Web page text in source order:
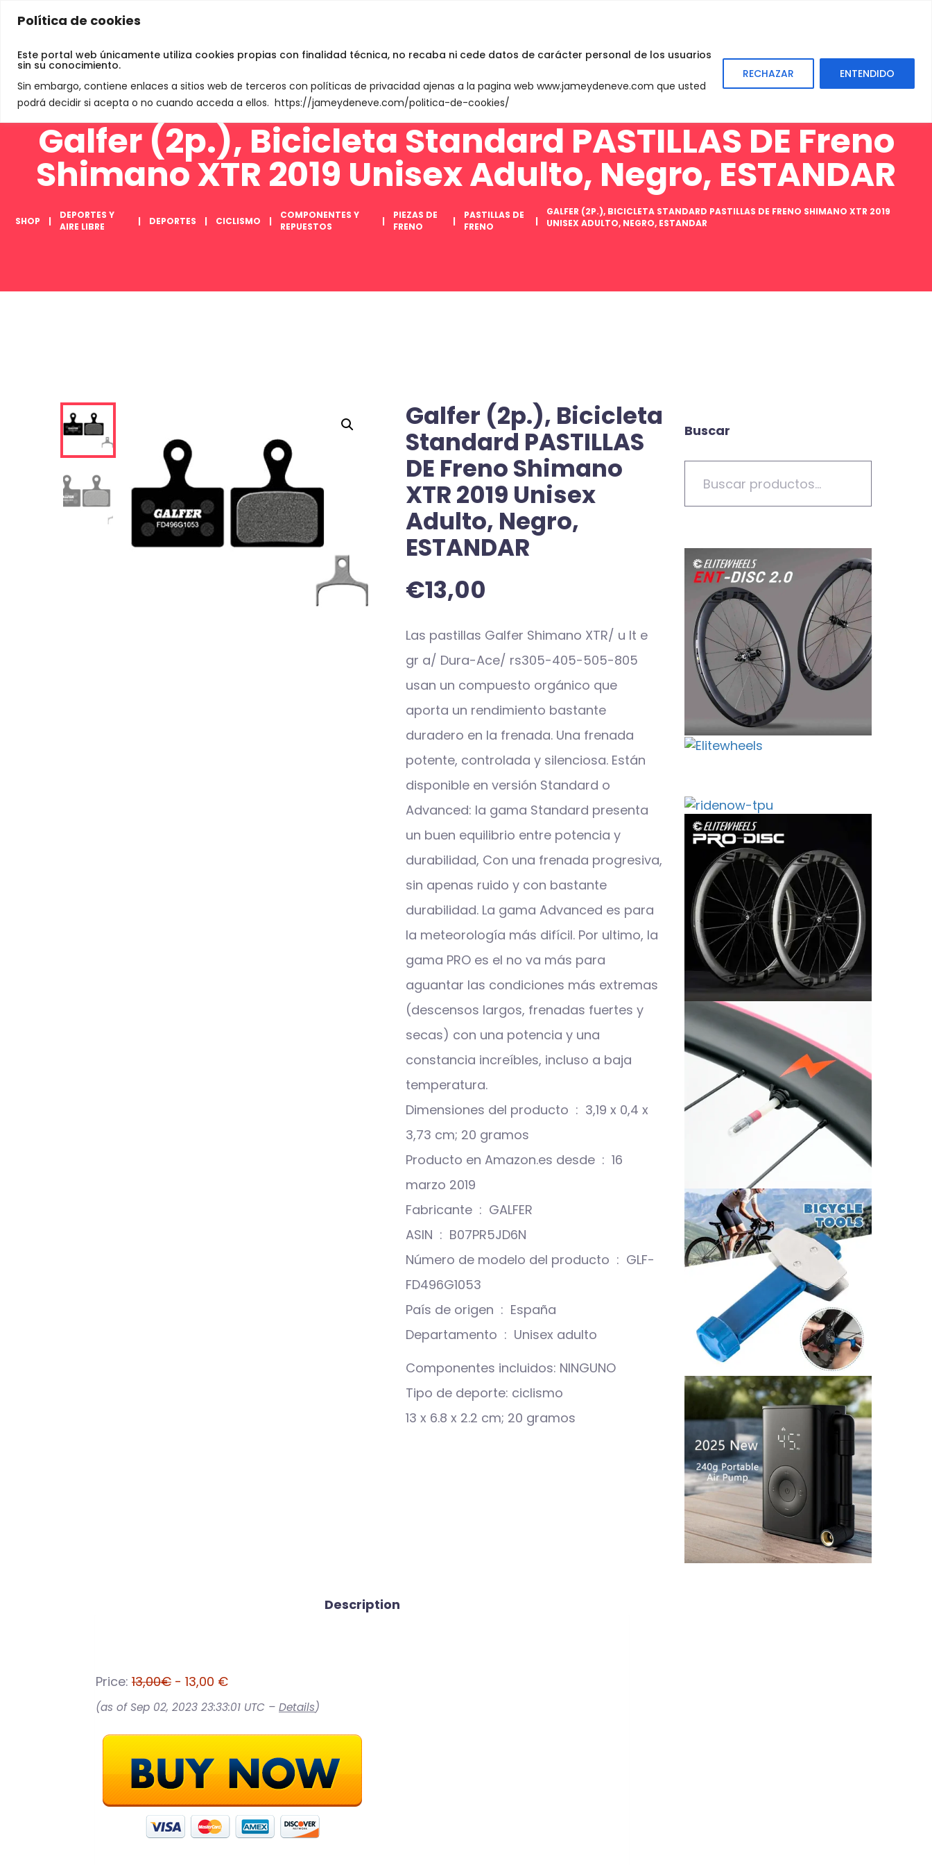
Política de cookies
Este portal web únicamente utiliza cookies propias con finalidad técnica, no recaba ni cede datos de carácter personal de los usuarios
sin su conocimiento.
Sin embargo, contiene enlaces a sitios web de terceros con políticas de privacidad ajenas a la pagina web www.jameydeneve.com que usted
podrá decidir si acepta o no cuando acceda a ellos. https://jameydeneve.com/politica-de-cookies/
RECHAZAR ENTENDIDO
Galfer (2p.), Bicicleta Standard PASTILLAS DE Freno
Shimano XTR 2019 Unisex Adulto, Negro, ESTANDAR
SHOP
DEPORTES Y
AIRE LIBRE
DEPORTES CICLISMO
COMPONENTES Y
REPUESTOS
PIEZAS DE
FRENO
PASTILLAS DE
FRENO
GALFER (2P.), BICICLETA STANDARD PASTILLAS DE FRENO SHIMANO XTR 2019
UNISEX ADULTO, NEGRO, ESTANDAR
Galfer (2p.), Bicicleta
Standard PASTILLAS
DE Freno Shimano
XTR 2019 Unisex
Adulto, Negro,
ESTANDAR
€13,00
Las pastillas Galfer Shimano XTR/ u lt e
gr a/ Dura-Ace/ rs305-405-505-805
usan un compuesto orgánico que
aporta un rendimiento bastante
duradero en la frenada. Una frenada
potente, controlada y silenciosa. Están
disponible en versión Standard o
Advanced: la gama Standard presenta
un buen equilibrio entre potencia y
durabilidad, Con una frenada progresiva,
sin apenas ruido y con bastante
durabilidad. La gama Advanced es para
la meteorología más difícil. Por ultimo, la
gama PRO es el no va más para
aguantar las condiciones más extremas
(descensos largos, frenadas fuertes y
secas) con una potencia y una
constancia increíbles, incluso a baja
temperatura.
Dimensiones del producto ‏ : ‎ 3,19 x 0,4 x
3,73 cm; 20 gramos
Producto en Amazon.es desde ‏ : ‎ 16
marzo 2019
Fabricante ‏ : ‎ GALFER
ASIN ‏ : ‎ B07PR5JD6N
Número de modelo del producto ‏ : ‎ GLF-
FD496G1053
País de origen ‏ : ‎ España
Departamento ‏ : ‎ Unisex adulto
Componentes incluidos: NINGUNO
Tipo de deporte: ciclismo
13 x 6.8 x 2.2 cm; 20 gramos
Description
Price: 13,00€ - 13,00 €
(as of Sep 02, 2023 23:33:01 UTC – Details)
Buscar